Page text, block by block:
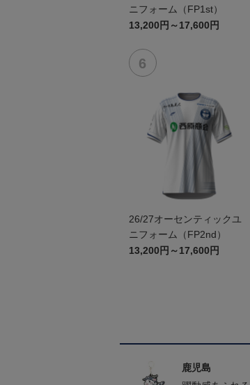
ニフォーム（FP1st）
13,200円～17,600円
26/27オーセンティックユ
ニフォーム（FP2nd）
13,200円～17,600円
鹿児島